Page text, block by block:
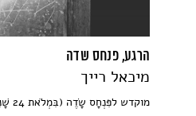
הרגע, פנחס שדה
מיכאל רייך
מוקדש לפִּנְחָס שָׂדֶה (בִּמְלֹאת 24 שָׁנִים לְמוֹתוֹ) רָאִיתִי בַּזִּירָה אָדָם אֶחָד,...